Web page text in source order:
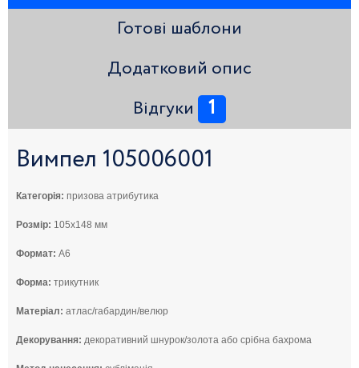
Готові шаблони
Додатковий опис
Відгуки 1
Вимпел 105006001
Категорія: призова атрибутика
Розмір: 105x148 мм
Формат: А6
Форма: трикутник
Матеріал: атлас/габардин/велюр
Декорування: декоративний шнурок/золота або срібна бахрома